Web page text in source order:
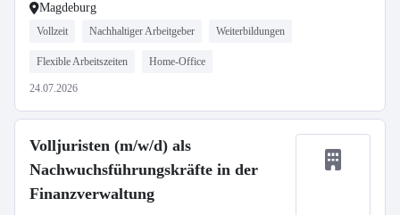
Magdeburg
Vollzeit Nachhaltiger Arbeitgeber Weiterbildungen
Flexible Arbeitszeiten Home-Office
24.07.2026
Volljuristen (m/w/d) als
Nachwuchsführungskräfte in der
Finanzverwaltung